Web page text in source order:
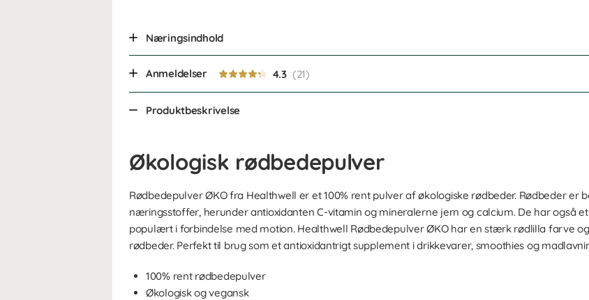
Næringsindhold
Anmeldelser 4.3
Produktbeskrivelse
Økologisk rødbedepulver
Rødbedepulver ØKO fra Healthwell er et 100% rent pulver af økologiske rødbeder. Rødbeder er
næringsstoffer, herunder antioxidanten C-vitamin og mineralerne jern og calcium. De har også
populært i forbindelse med motion. Healthwell Rødbedepulver ØKO har en stærk rødlilla farve
rødbeder. Perfekt til brug som et antioxidantrigt supplement i drikkevarer, smoothies og
100% rent rødbedepulver
Økologisk og vegansk